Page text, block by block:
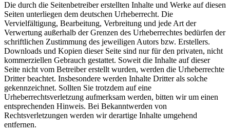
Die durch die Seitenbetreiber erstellten Inhalte und Werke auf diesen
Seiten unterliegen dem deutschen Urheberrecht. Die
Vervielfältigung, Bearbeitung, Verbreitung und jede Art der
Verwertung außerhalb der Grenzen des Urheberrechtes bedürfen der
schriftlichen Zustimmung des jeweiligen Autors bzw. Erstellers.
Downloads und Kopien dieser Seite sind nur für den privaten, nicht
kommerziellen Gebrauch gestattet. Soweit die Inhalte auf dieser
Seite nicht vom Betreiber erstellt wurden, werden die Urheberrechte
Dritter beachtet. Insbesondere werden Inhalte Dritter als solche
gekennzeichnet. Sollten Sie trotzdem auf eine
Urheberrechtsverletzung aufmerksam werden, bitten wir um einen
entsprechenden Hinweis. Bei Bekanntwerden von
Rechtsverletzungen werden wir derartige Inhalte umgehend
entfernen.